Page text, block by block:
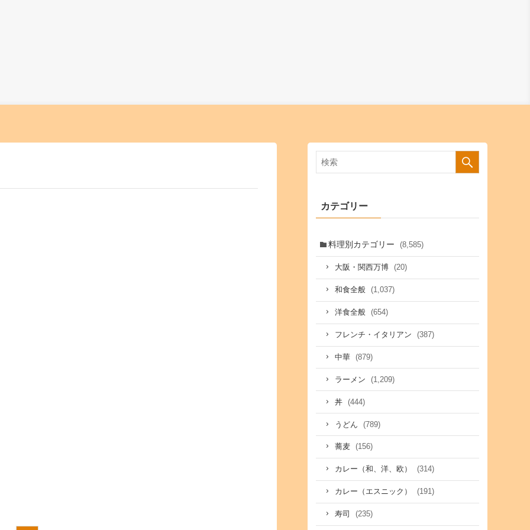
カテゴリー
料理別カテゴリー (8,585)
大阪・関西万博 (20)
和食全般 (1,037)
洋食全般 (654)
フレンチ・イタリアン (387)
中華 (879)
ラーメン (1,209)
丼 (444)
うどん (789)
蕎麦 (156)
カレー（和、洋、欧） (314)
カレー（エスニック） (191)
寿司 (235)